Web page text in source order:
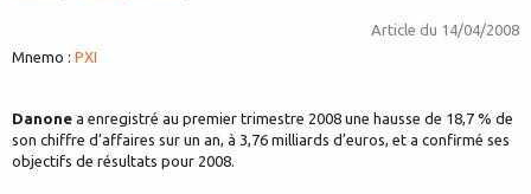
Article du 14/04/2008
Mnemo : PXI
Danone a enregistré au premier trimestre 2008 une hausse de 18,7 % de
son chiffre d’affaires sur un an, à 3,76 milliards d’euros, et a confirmé ses
objectifs de résultats pour 2008.